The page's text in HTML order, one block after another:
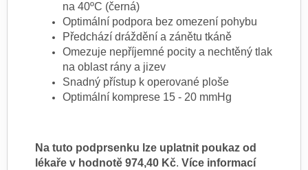
na 40ºC (černá)
Optimální podpora bez omezení pohybu
Předchází dráždění a zánětu tkáně
Omezuje nepříjemné pocity a nechtěný tlak
na oblast rány a jizev
Snadný přístup k operované ploše
Optimální komprese 15 - 20 mmHg
Na tuto podprsenku lze uplatnit poukaz od
lékaře v hodnotě 974,40 Kč. Více informací